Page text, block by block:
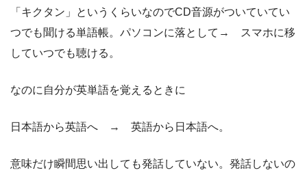
「キクタン」というくらいなのでCD音源がついていてい
つでも聞ける単語帳。パソコンに落として→ スマホに移
していつでも聴ける。
なのに自分が英単語を覚えるときに
日本語から英語へ → 英語から日本語へ。
意味だけ瞬間思い出しても発話していない。発話しないの